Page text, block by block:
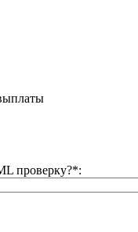
проверку?*: